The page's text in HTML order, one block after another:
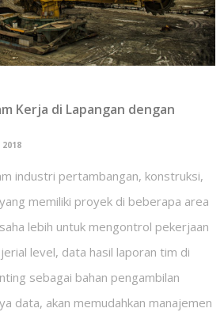
Kerja di Lapangan dengan
2018
industri pertambangan, konstruksi,
memiliki proyek di beberapa area
lebih untuk mengontrol pekerjaan
level, data hasil laporan tim di
sebagai bahan pengambilan
data, akan memudahkan manajemen